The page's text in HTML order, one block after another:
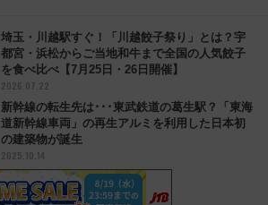
埼玉・川越駅すぐ！「川越餃子祭り」とは？宇
都宮・浜松からご当地和牛まで全国の人気餃子
を食べ比べ【7月25日・26日開催】
2026.07.22
新幹線の転生先は･･･東武鉄道の葛生駅？「東海
道新幹線車両」の再生アルミを利用した日本初
の建築物が誕生
2025.10.14